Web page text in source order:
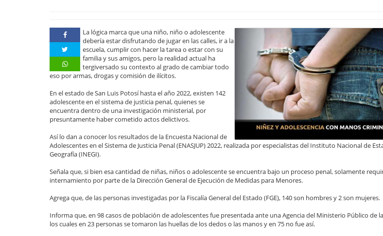
La lógica marca que una niño, niño o adolescente
debería estar disfrutando de jugar en las calles, ir a la
escuela, cumplir con hacer la tarea o estar con su
familia y sus amigos, pero la realidad actual ha
tergiversado su contexto al grado de cambiar todo
eso por armas, drogas y comisión de ilícitos.
En el estado de San Luis Potosí hasta el año 2022, existen 142
adolescente en el sistema de justicia penal, quienes se
encuentra dentro de una investigación ministerial, por
presuntamente haber cometido actos delictivos.
Así lo dan a conocer los resultados de la Encuesta Nacional de
Adolescentes en el Sistema de Justicia Penal (ENASJUP) 2022, realizada por especialistas del Instituto Nacional de
Geografía (INEGI).
Señala que, si bien esa cantidad de niñas, niños o adolescente se encuentra bajo un proceso penal, solamente
internamiento por parte de la Dirección General de Ejecución de Medidas para Menores.
Agrega que, de las personas investigadas por la Fiscalía General del Estado (FGE), 140 son hombres y 2 son mujeres.
Informa que, en 98 casos de población de adolescentes fue presentada ante una Agencia del Ministerio Público de
los cuales en 23 personas se tomaron las huellas de los dedos o las manos y en 75 no fue así.